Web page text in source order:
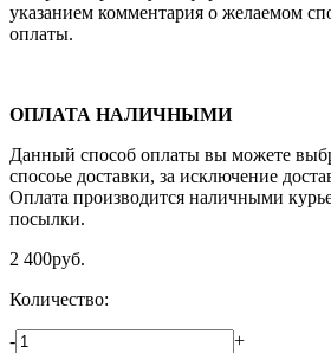
указанием комментария о желаемом
оплаты.
ОПЛАТА НАЛИЧНЫМИ
Данный способ оплаты вы можете
спосоье доставки, за исключение
Оплата производится наличными
посылки.
2 400руб.
Количество:
-
+